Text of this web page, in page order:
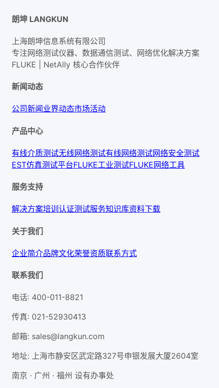
朗坤 LANGKUN
上海朗坤信息系统有限公司
专注网络测试仪器、数据通信测试、网络优化解决方案
FLUKE | NetAlly 核心合作伙伴
新闻动态
公司新闻业界动态市场活动
产品中心
有线介质测试无线网络测试有线网络测试网络安全测试
EST仿真测试平台FLUKE工业测试FLUKE网络工具
服务支持
解决方案培训认证测试服务知识库资料下载
关于我们
企业简介品牌文化荣誉资质联系方式
联系我们
电话: 400-011-8821
传真: 021-52930413
邮箱: sales@langkun.com
地址: 上海市静安区武定路327号申银发展大厦2604室
南京 · 广州 · 福州 设有办事处